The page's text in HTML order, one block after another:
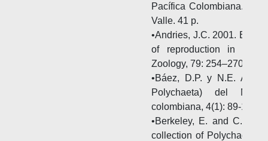
Pacífica Colombiana.
Valle. 41 p.
•Andries, J.C. 2001.
of reproduction in
Zoology, 79: 254–270.
•Báez, D.P. y N.E.
Polychaeta) del Mar
colombiana, 4(1): 89-109.
•Berkeley, E. and C.
collection of Polychaeta